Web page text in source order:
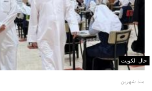
حال الكويت
منذ شهرين